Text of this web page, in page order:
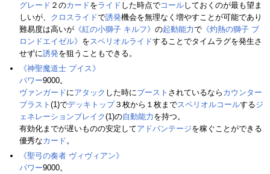
グレード ２のカードをライド した時点でコールしておくのが最も望ま
しいが、 クロスライドで誘発機会を無理なく増やすことが可能であり
難易度は高いが 《紅の小獅子 キルフ》 の起動能力で 《灼熱の獅子 ブ
ロンドエイゼル》 をスペリオルライドすることでタイムラグを発生さ
せずに誘発を狙うこともできる。
《神聖魔道士 プイス》
パワー9000。
ヴァンガードにアタック した時にブースト されているなら カウンター
ブラスト (1)でデッキトップ３枚から１枚までスペリオルコールするジ
ェネレーションブレイク(1)の自動能力 を持つ。
有効化までが遅いものの安定してアドバンテージを稼ぐことができる
優秀なカード。
《聖弓の奏者 ヴィヴィアン》
パワー9000。